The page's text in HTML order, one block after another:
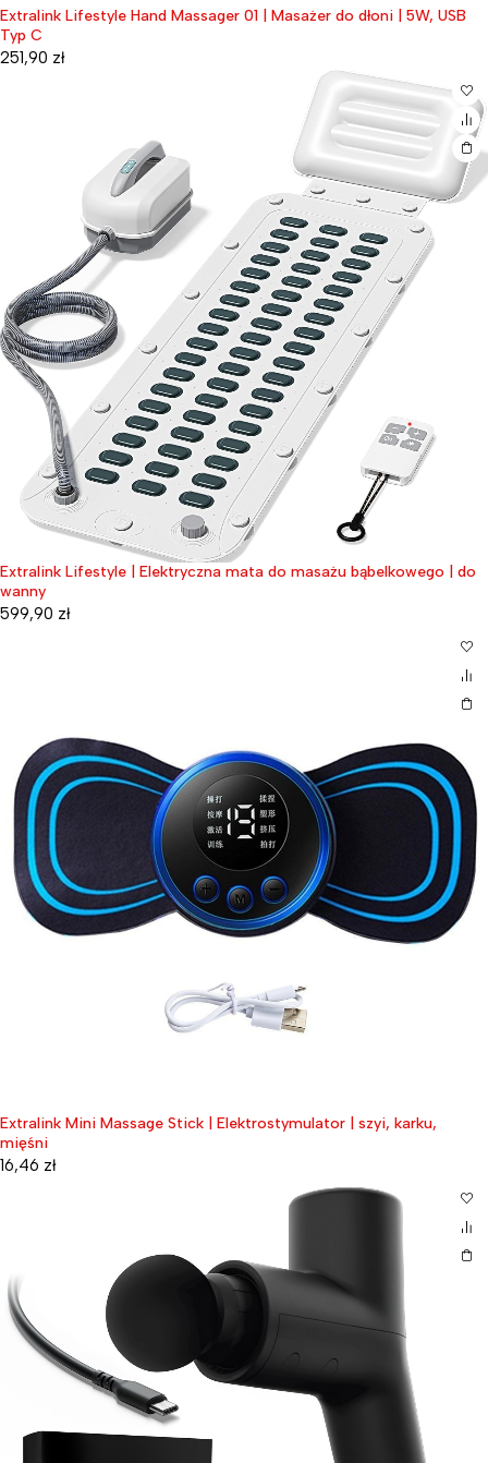
Extralink Lifestyle Hand Massager 01 | Masażer do dłoni | 5W, USB
Typ C
251,90 zł
Extralink Lifestyle | Elektryczna mata do masażu bąbelkowego | do
wanny
599,90 zł
Extralink Mini Massage Stick | Elektrostymulator | szyi, karku,
mięśni
16,46 zł